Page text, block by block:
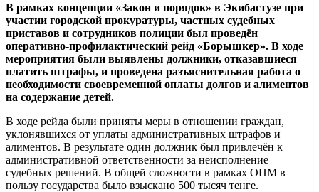
В рамках концепции «Закон и порядок» в Экибастузе при
участии городской прокуратуры, частных судебных
приставов и сотрудников полиции был проведён
оперативно-профилактический рейд «Борышкер». В ходе
мероприятия были выявлены должники, отказавшиеся
платить штрафы, и проведена разъяснительная работа о
необходимости своевременной оплаты долгов и алиментов
на содержание детей.
В ходе рейда были приняты меры в отношении граждан,
уклонявшихся от уплаты административных штрафов и
алиментов. В результате один должник был привлечён к
административной ответственности за неисполнение
судебных решений. В общей сложности в рамках ОПМ в
пользу государства было взыскано 500 тысяч тенге.